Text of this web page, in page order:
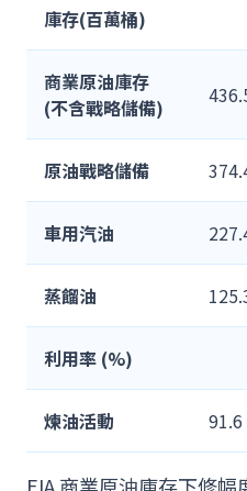
庫存(百萬桶)
商業原油庫存
(不含戰略儲備)
原油戰略儲備
車用汽油
蒸餾油
利用率 (%)
煉油活動 91.6